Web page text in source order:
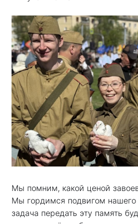
Мы помним, какой ценой
Мы гордимся подвигом
задача передать эту память